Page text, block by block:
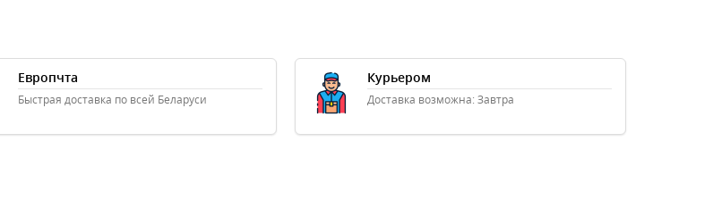
Европчта
Быстрая доставка по всей Беларуси
Курьером
Доставка возможна: Завтра